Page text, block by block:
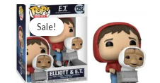
Sale!
Sale!
Pierwotna
cena
wynosiła:
242,31 zł.
cena
wynosi:
186,39 zł.